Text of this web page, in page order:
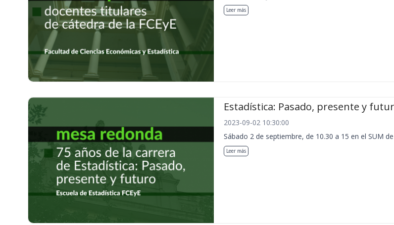
Leer más
Estadística: Pasado, presente y
2023-09-02 10:30:00
Sábado 2 de septiembre, de 10.30 a 15 en el SUM
Leer más